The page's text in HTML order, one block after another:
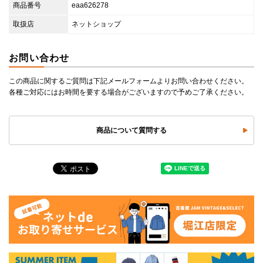
商品番号 eaa626278
取扱店 ネットショップ
お問い合わせ
この商品に関するご質問は下記メールフォームよりお問い合わせください。
各種ご対応にはお時間を要する場合がございますので予めご了承ください。
商品について質問する